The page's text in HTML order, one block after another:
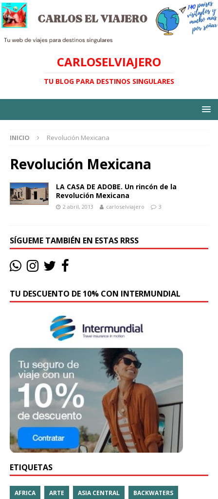
CARLOSELVIAJERO
TU BLOG PARA DESTINOS SINGULARES
INICIO Revolución Mexicana
Revolución Mexicana
LA CASA DE ADOBE. Un rincón de la
Revolución Mexicana
2 abril, 2013 carloselviajero 3
SÍGUEME TAMBIÉN EN ESTAS RRSS
TU DESCUENTO DE 10% CON INTERMUNDIAL
ETIQUETAS
AFRICA ARTE ASIA CENTRAL BACKWATERS